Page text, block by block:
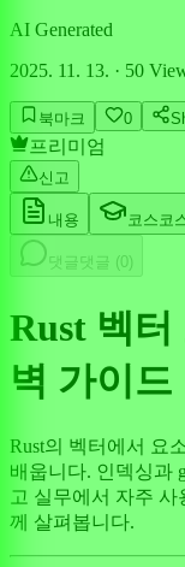
AI Generated
2025. 11. 13. · 50
북마크 0
프리미엄
신고
내용 코스 코
댓글 댓글 (0 )
Rust 벡
벽 가이드
Rust의 벡터에서 요
배웁니다. 인덱싱과
고 실무에서 자주
께 살펴봅니다.